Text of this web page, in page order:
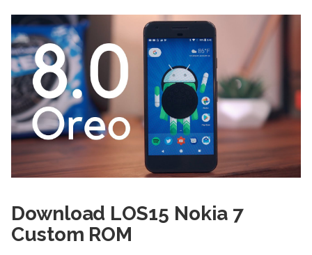
Download LOS15 Nokia 7
Custom ROM